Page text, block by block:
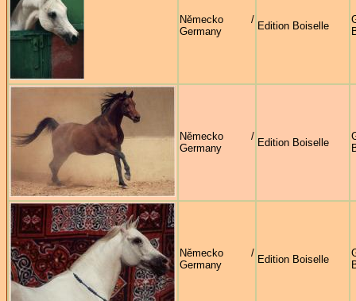
Německo /
Germany
Edition Boiselle
Německo /
Germany
Edition Boiselle
Německo /
Germany
Edition Boiselle